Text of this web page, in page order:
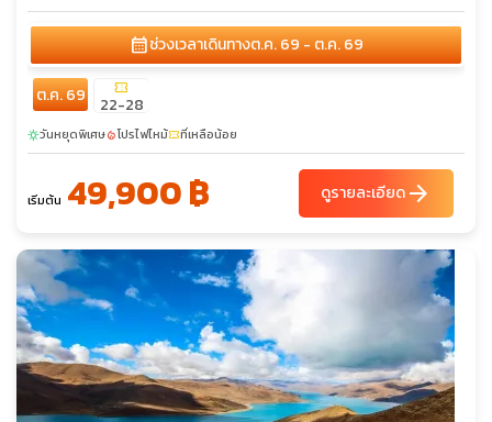
calendar_monthช่วงเวลาเดินทางต.ค. 69 - ต.ค. 69
ต.ค. 69 confirmation_number
22-28
sunnyวันหยุดพิเศษlocal_fire_departmentโปรไฟไหม้confirmation_numberที่เหลือน้อย
เริ่มต้น 49,900 ฿ ดูรายละเอียดarrow_forward